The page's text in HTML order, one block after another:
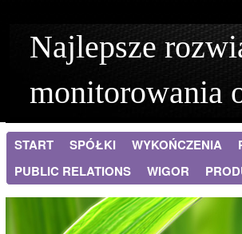
Najlepsze
monitorowania
START SPÓŁKI WYKOŃCZENIA
PUBLIC RELATIONS
WIGOR